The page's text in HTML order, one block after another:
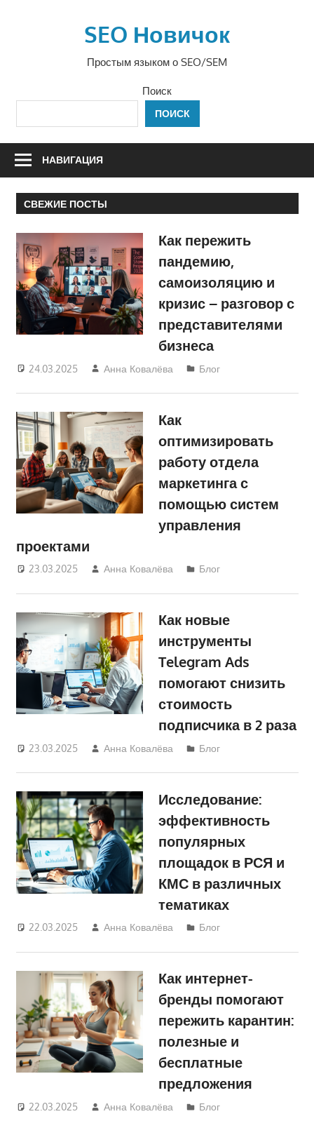
SEO Новичок
Простым языком о SEO/SEM
Поиск
ПОИСК
НАВИГАЦИЯ
СВЕЖИЕ ПОСТЫ
Как пережить
пандемию,
самоизоляцию и
кризис – разговор с
представителями
бизнеса
24.03.2025 Анна Ковалёва Блог
Как
оптимизировать
работу отдела
маркетинга с
помощью систем
управления
проектами
23.03.2025 Анна Ковалёва Блог
Как новые
инструменты
Telegram Ads
помогают снизить
стоимость
подписчика в 2 раза
23.03.2025 Анна Ковалёва Блог
Исследование:
эффективность
популярных
площадок в РСЯ и
КМС в различных
тематиках
22.03.2025 Анна Ковалёва Блог
Как интернет-
бренды помогают
пережить карантин:
полезные и
бесплатные
предложения
22.03.2025 Анна Ковалёва Блог